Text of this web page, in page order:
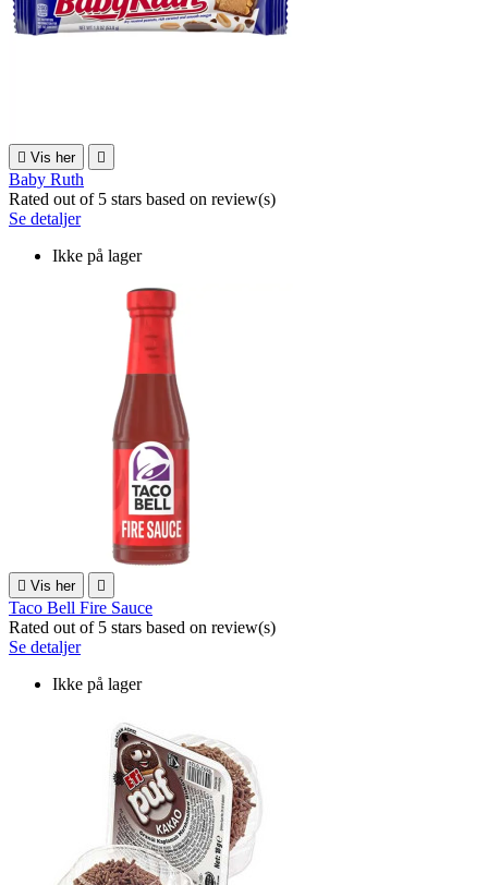
 Vis her 
Baby Ruth
Rated out of 5 stars based on review(s)
Se detaljer
Ikke på lager
 Vis her 
Taco Bell Fire Sauce
Rated out of 5 stars based on review(s)
Se detaljer
Ikke på lager